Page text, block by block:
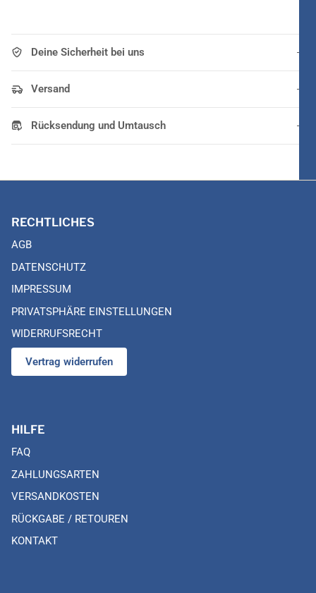
Deine Sicherheit bei uns
Versand
Rücksendung und Umtausch
RECHTLICHES
AGB
DATENSCHUTZ
IMPRESSUM
PRIVATSPHÄRE EINSTELLUNGEN
WIDERRUFSRECHT
Vertrag widerrufen
HILFE
FAQ
ZAHLUNGSARTEN
VERSANDKOSTEN
RÜCKGABE / RETOUREN
KONTAKT